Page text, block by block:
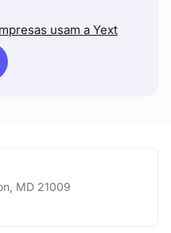
usam a Yext
MD 21009